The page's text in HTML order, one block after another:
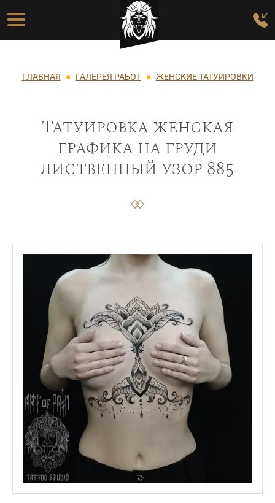
Перейти к основному содержанию
Основная навигация
Строка навигации
ГЛАВНАЯ ГАЛЕРЕЯ РАБОТ ЖЕНСКИЕ ТАТУИРОВКИ
Татуировка женская
графика на груди
лиственный узор 885